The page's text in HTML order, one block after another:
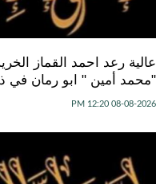
عالية رعد احمد القماز
"محمد أمين " ابو رمان في
08-08-2026 12:20 PM